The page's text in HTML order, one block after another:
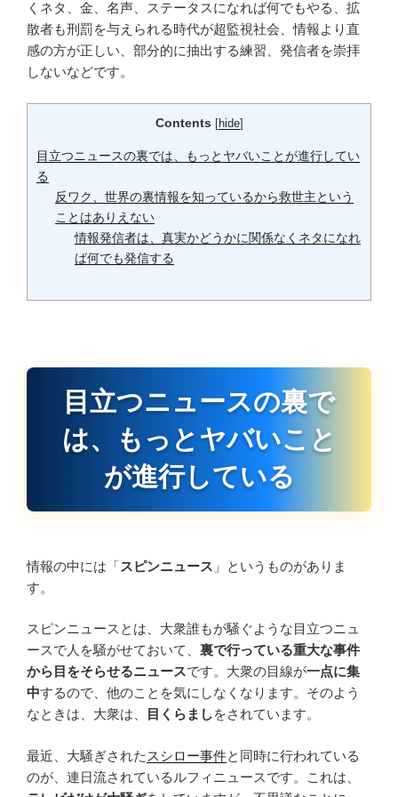
くネタ、金、名声、ステータスになれば何でもやる、拡
散者も刑罰を与えられる時代が超監視社会、情報より直
感の方が正しい、部分的に抽出する練習、発信者を崇拝
しないなどです。
Contents [hide]
目立つニュースの裏では、もっとヤバいことが進行してい
る
反ワク、世界の裏情報を知っているから救世主という
ことはありえない
情報発信者は、真実かどうかに関係なくネタになれ
ば何でも発信する
目立つニュースの裏で
は、もっとヤバいこと
が進行している
情報の中には「スピンニュース 」というものがありま
す。
スピンニュースとは、大衆誰もが騒ぐような目立つニュ
ースで人を騒がせておいて、 裏で行っている重大な事件
から目をそらせるニュースです。大衆の目線が一点に集
中するので、他のことを気にしなくなります。そのよう
なときは、大衆は、
目くらましをされています。
最近、大騒ぎされた スシロー事件と同時に行われている
のが、連日流されているルフィニュースです。これは、